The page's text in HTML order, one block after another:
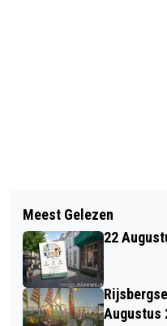
LARS
RAADSRACE,
WOENSDRECHT
ARCHEOLOGISCHE
OP ZOOM
Meest Gelezen
22
Augustus